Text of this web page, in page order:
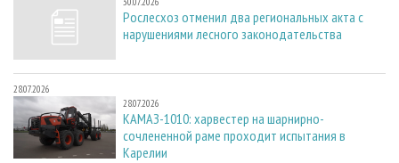
Рослесхоз отменил два региональных акта с
нарушениями лесного законодательства
28.07.2026
28.07.2026
КАМАЗ-1010: харвестер на шарнирно-
сочлененной раме проходит испытания в
Карелии